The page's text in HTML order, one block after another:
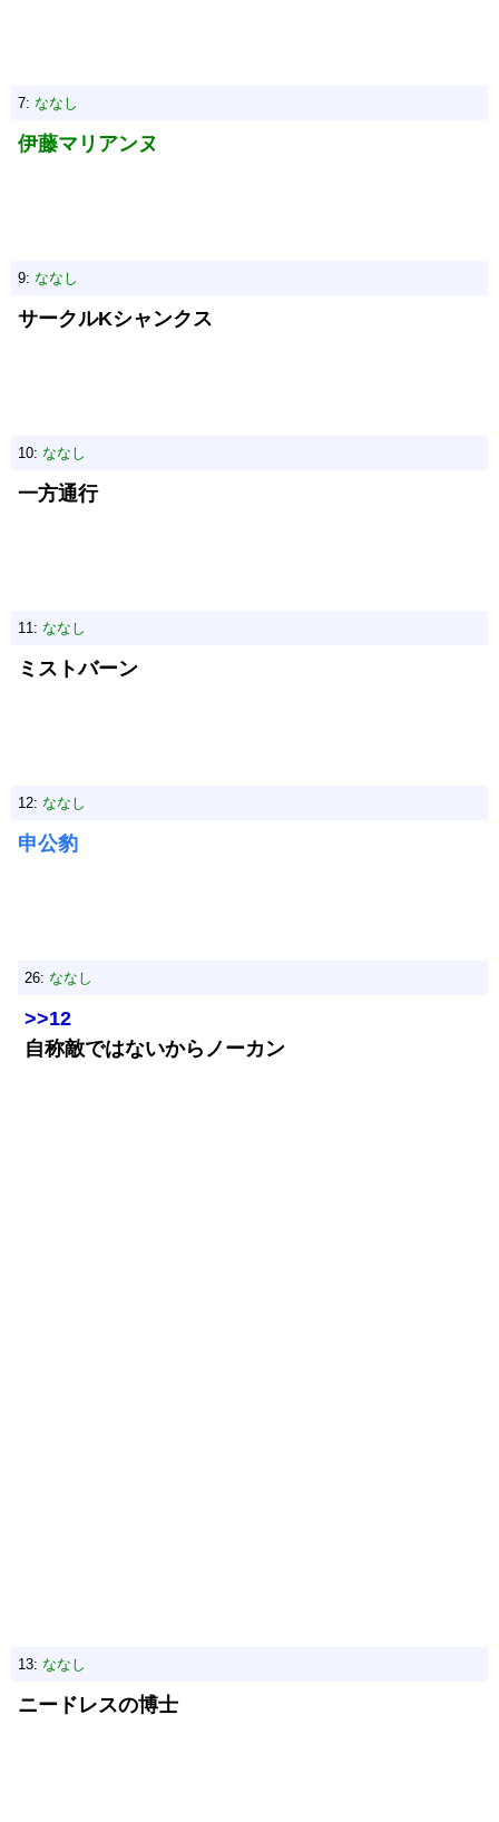
7: ななし
伊藤マリアンヌ
9: ななし
サークルKシャンクス
10: ななし
一方通行
11: ななし
ミストバーン
12: ななし
申公豹
26: ななし
>>12
自称敵ではないからノーカン
13: ななし
ニードレスの博士